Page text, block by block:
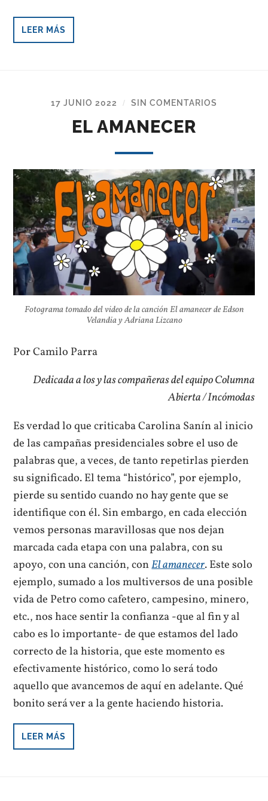
LEER MÁS
17 JUNIO 2022 / SIN COMENTARIOS
EL AMANECER
Fotograma tomado del video de la canción El amanecerde Edson
Velandia y Adriana Lizcano
Por Camilo Parra
Dedicada a los y las compañeras del equipo Columna
Abierta / Incómodas
Es verdad lo que criticaba Carolina Sanín al inicio
de las campañas presidenciales sobre el uso de
palabras que, a veces, de tanto repetirlas pierden
su significado. El tema “histórico”, por ejemplo,
pierde su sentido cuando no hay gente que se
identifique con él. Sin embargo, en cada elección
vemos personas maravillosas que nos dejan
marcada cada etapa con una palabra, con su
apoyo, con una canción, conEl amanecer. Este solo
ejemplo, sumado a los multiversos de una posible
vida de Petro como cafetero, campesino, minero,
etc., nos hace sentir la confianza -que al fin y al
cabo es lo importante- de que estamos del lado
correcto de la historia, que este momento es
efectivamente histórico, como lo será todo
aquello que avancemos de aquí en adelante. Qué
bonito será ver a la gente haciendo historia.
LEER MÁS